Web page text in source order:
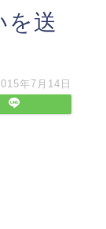
を送
年7月14日